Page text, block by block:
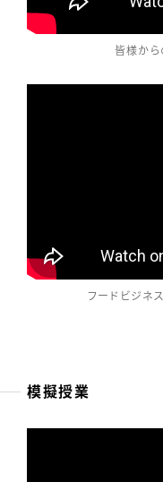
皆様か
フードビジネ
模擬授業